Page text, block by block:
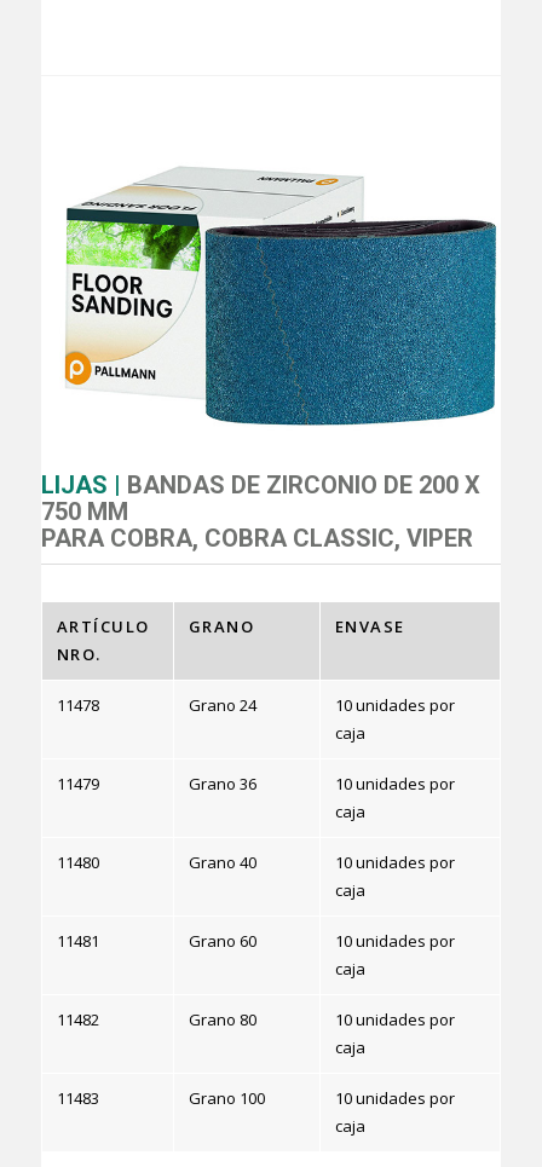
LIJAS | BANDAS DE ZIRCONIO DE 200 X
750 MM
PARA COBRA, COBRA CLASSIC, VIPER
ARTÍCULO
NRO.
GRANO ENVASE
11478 Grano 24
10 unidades por
caja
11479 Grano 36
10 unidades por
caja
11480 Grano 40
10 unidades por
caja
11481 Grano 60
10 unidades por
caja
11482 Grano 80
10 unidades por
caja
11483 Grano 100
10 unidades por
caja